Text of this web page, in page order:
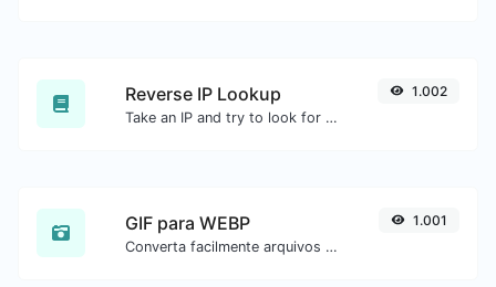
Reverse IP Lookup
Take an IP and try to look for the domain/host associated with it.
1.002
GIF para WEBP
Converta facilmente arquivos de imagem GIF para WEBP.
1.001